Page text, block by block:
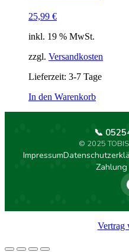
25,99 €
inkl. 19 % MwSt.
zzgl. Versandkosten
Lieferzeit: 3-7 Tage
In den Warenkorb
Impressum
📞
© 2025 TOBIS
Vertrag